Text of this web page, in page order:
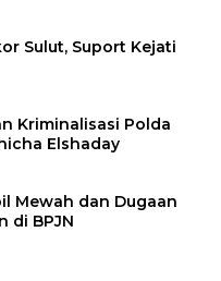
Sulut, Suport Kejati
Kriminalisasi Polda
Elshaday
Mewah dan Dugaan
di BPJN